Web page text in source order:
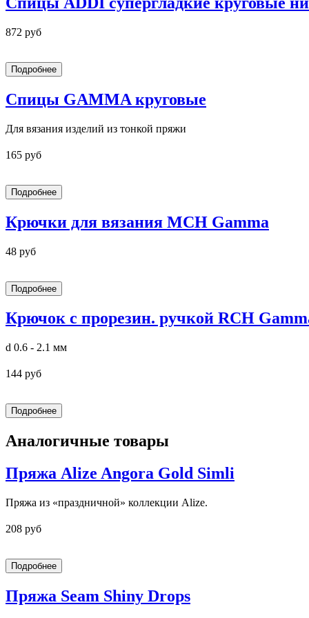
872 руб
Спицы GAMMA круговые
Для вязания изделий из тонкой пряжи
165 руб
Крючки для вязания MCH Gamma
48 руб
Крючок с прорезин. ручкой RCH
d 0.6 - 2.1 мм
144 руб
Аналогичные товары
Пряжа Alize Angora Gold Simli
Пряжа из «праздничной» коллекции Alize.
208 руб
Пряжа Seam Shiny Drops